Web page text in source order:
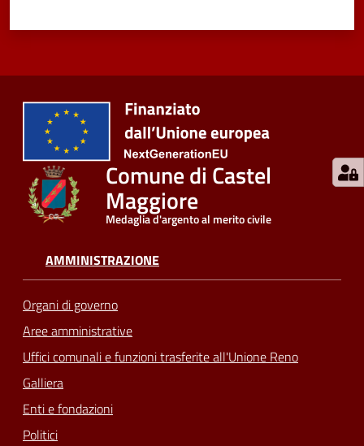
Comune di Castel
Maggiore
Medaglia d'argento al merito civile
AMMINISTRAZIONE
Organi di governo
Aree amministrative
Uffici comunali e funzioni trasferite all'Unione Reno
Galliera
Enti e fondazioni
Politici